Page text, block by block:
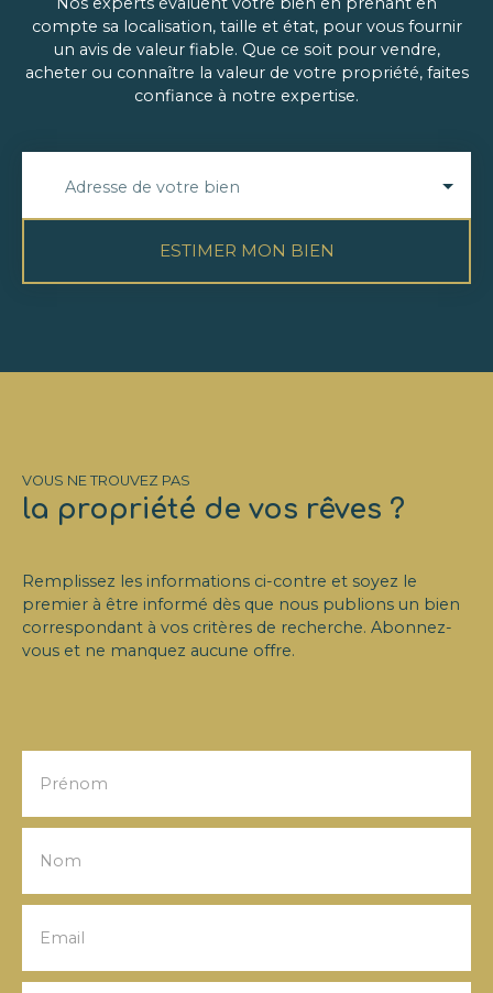
garage pouvant accueillir trois larges véhicules. La
place de l’église de Louveciennes, avec ses
commerces et établissements scolaires, se trouve
à proximité. Gare SNCF Ligne L. Proximité
compte sa localisation, taille et état, pour vous fournir
un avis de valeur fiable. Que ce soit pour vendre,
acheter ou connaître la valeur de votre propriété, faites
confiance à notre expertise.
Adresse de votre bien
ESTIMER MON BIEN
VOUS NE TROUVEZ PAS
la propriété de vos rêves ?
Remplissez les informations ci-contre et soyez le
premier à être informé dès que nous publions un bien
correspondant à vos critères de recherche. Abonnez-
vous et ne manquez aucune offre.
Prénom
Nom
Email